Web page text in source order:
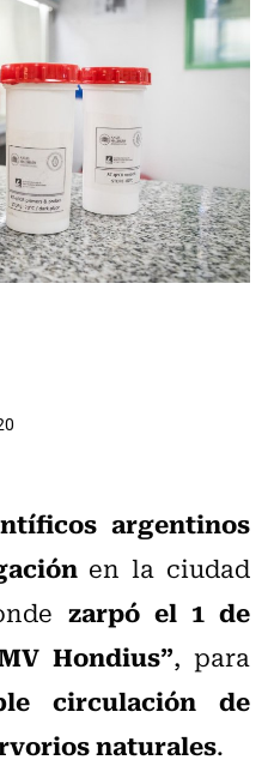
argentinos
en la ciudad
zarpó el 1 de
Hondius”, para
circulación de
naturales.